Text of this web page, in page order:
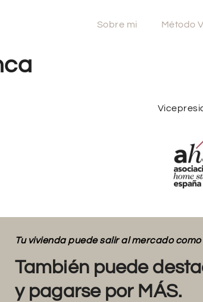
Sobre mi Método
Tu vivienda puede salir al mercado
También puede
y pagarse por MÁS.